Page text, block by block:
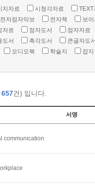
지자료 시청각자료
TEXT
전자점자악보 전자책
보
자료
점자도서
점자자료
도서
촉각도서
큰글자도
오디오북 학술지 잡지
657건) 입니다.
서명
communication